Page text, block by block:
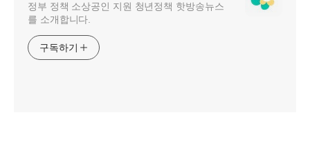
정부 정책 소상공인 지원 청년정책 핫방송뉴스
를 소개합니다.
구독하기